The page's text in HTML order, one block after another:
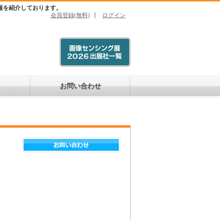
紹介しております。
会員登録(無料)
ログイン
お問い合わせ